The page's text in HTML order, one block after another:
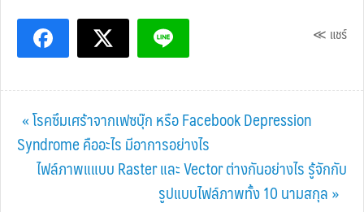
≪ แชร์
Previous
Post:
« โรคซึมเศร้าจากเฟซบุ๊ก หรือ Facebook Depression
Syndrome คืออะไร มีอาการอย่างไร
Next
ไฟล์ภาพแแบบ Raster และ Vector ต่างกันอย่างไร รู้จักกับ
รูปแบบไฟล์ภาพทั้ง 10 นามสกุล »